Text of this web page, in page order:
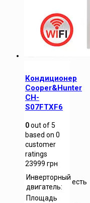
Кондиционер
Cooper&Hunter
CH-
S07FTXF6
0out of5
based on 0
customer
ratings
23999 грн
Инверторный
двигатель:
есть
Площадь